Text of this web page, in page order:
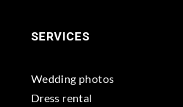
SERVICES
Wedding photos
Dress rental